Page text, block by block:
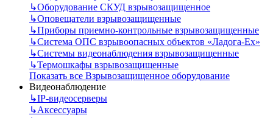
↳Оборудование СКУД взрывозащищенное
↳Оповещатели взрывозащищенные
↳Приборы приемно-контрольные взрывозащищенные
↳Система ОПС взрывоопасных объектов «Ладога-Ex»
↳Системы видеонаблюдения взрывозащищенные
↳Термошкафы взрывозащищенные
Показать все Взрывозащищенное оборудование
Видеонаблюдение
↳IP-видеосерверы
↳Аксессуары